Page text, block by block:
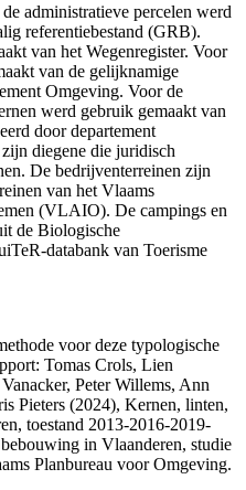
administratieve percelen werd
referentiebestand (GRB).
van het Wegenregister. Voor
van de gelijknamige
Omgeving. Voor de
werd gebruik gemaakt van
door departement
diegene die juridisch
De bedrijventerreinen zijn
van het Vlaams
(VLAIO). De campings en
de Biologische
databank van Toerisme
voor deze typologische
Tomas Crols, Lien
Peter Willems, Ann
Pieters (2024), Kernen, linten,
toestand 2013-2016-2019-
in Vlaanderen, studie
Planbureau voor Omgeving.